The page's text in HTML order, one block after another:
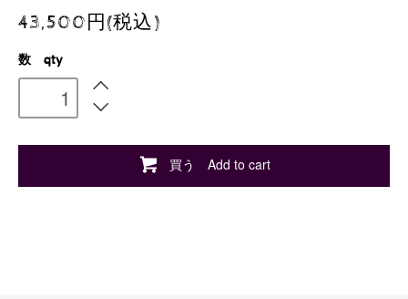
43,500円(税込)
数 qty
買う Add to cart